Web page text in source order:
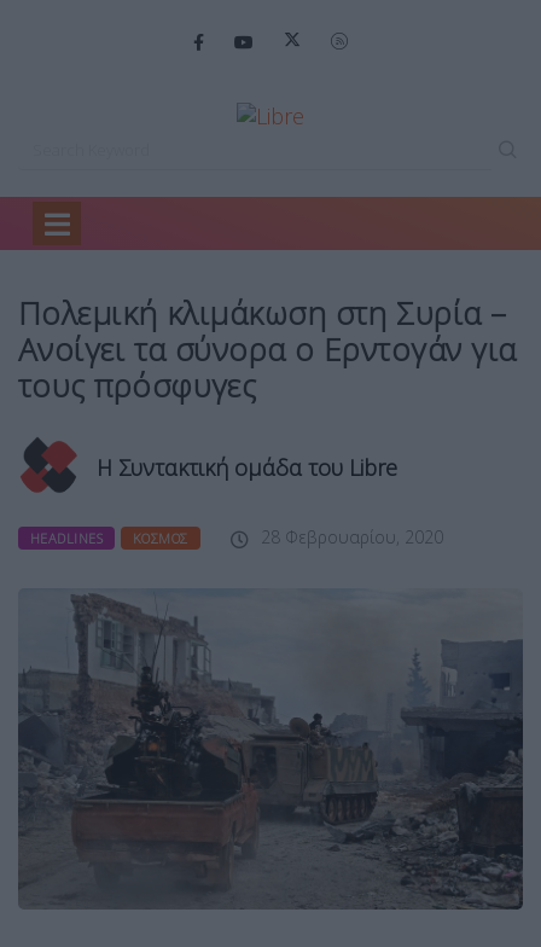
Home
Πολεμική κλιμάκωση στη Συρία –
Ανοίγει τα σύνορα ο Ερντογάν για
τους πρόσφυγες
Η Συντακτική ομάδα του Libre
HEADLINES ΚΌΣΜΟΣ 28 Φεβρουαρίου, 2020